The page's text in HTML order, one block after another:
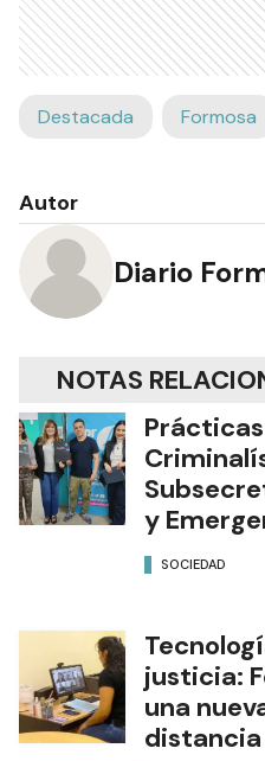
Destacada Formosa
Autor
Diario
NOTAS
y
SOCIEDAD
justicia:
una
distancia